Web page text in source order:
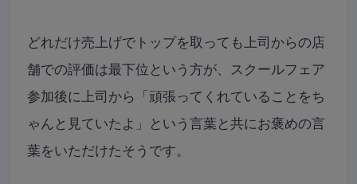
どれだけ売上げでトップを取っても上司からの店
舗での評価は最下位という方が、スクールフェア
参加後に上司から「頑張ってくれていることをち
ゃんと見ていたよ」という言葉と共にお褒めの言
葉をいただけたそうです。